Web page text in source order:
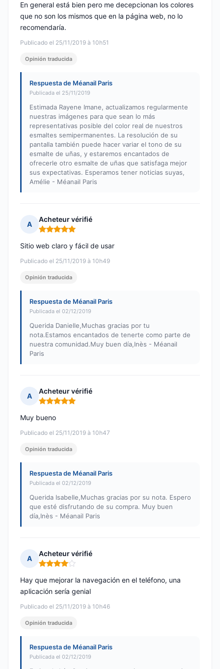
Publicado el 25/11/2019 à 10h51
En general está bien pero me decepcionan los colores
que no son los mismos que en la página web, no lo
recomendaría.
Opinión traducida
Respuesta de Méanail Paris
Publicada el 25/11/2019
Estimada Rayene Imane, actualizamos regularmente
nuestras imágenes para que sean lo más
representativas posible del color real de nuestros
esmaltes semipermanentes. La resolución de su
pantalla también puede hacer variar el tono de su
esmalte de uñas, y estaremos encantados de
ofrecerle otro esmalte de uñas que satisfaga mejor
sus expectativas. Esperamos tener noticias suyas,
Amélie - Méanail Paris
A
Acheteur vérifié
Nota: 5 de 5
Publicado el 25/11/2019 à 10h49
Sitio web claro y fácil de usar
Opinión traducida
Respuesta de Méanail Paris
Publicada el 02/12/2019
Querida Danielle,Muchas gracias por tu
nota.Estamos encantados de tenerte como parte de
nuestra comunidad.Muy buen día,Inès - Méanail
Paris
A
Acheteur vérifié
Nota: 5 de 5
Publicado el 25/11/2019 à 10h47
Muy bueno
Opinión traducida
Respuesta de Méanail Paris
Publicada el 02/12/2019
Querida Isabelle,Muchas gracias por su nota. Espero
que esté disfrutando de su compra. Muy buen
día,Inès - Méanail Paris
A
Acheteur vérifié
Nota: 4 de 5
Publicado el 25/11/2019 à 10h46
Hay que mejorar la navegación en el teléfono, una
aplicación sería genial
Opinión traducida
Respuesta de Méanail Paris
Publicada el 02/12/2019